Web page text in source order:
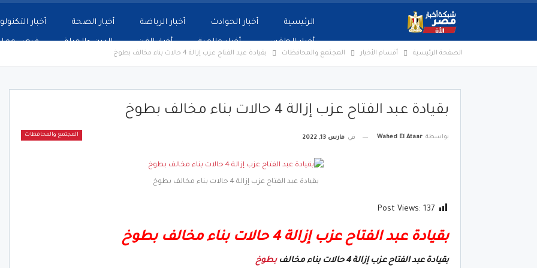
الرئيسية أخبار الحوادث أخبار الرياضة أخبار الصحة أخبار
أخبار الطقس أخبار عالمية أخبار الفن الدين والحياة فرص
الصفحة الرئيسية أقسام الأخبار المجتمع والمحافظات بقيادة عبد الفتاح عزب إزالة 4 حالات بناء مخالف بطوخ
بقيادة عبد الفتاح عزب إزالة 4 حالات بناء مخالف بطوخ
المجتمع والمحافظات بواسطة Wahed El Ataar في مارس 13, 2022
بقيادة عبد الفتاح عزب إزالة 4 حالات بناء مخالف بطوخ
Post Views: 137
بقيادة عبد الفتاح عزب إزالة 4 حالات بناء مخالف بطوخ
بقيادة عبد الفتاح عزب إزالة 4 حالات بناء مخالف بطوخ